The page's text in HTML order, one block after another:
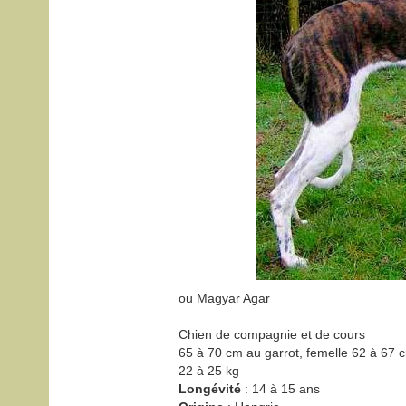
ou Magyar Agar
Chien de compagnie et de cours
65 à 70 cm au garrot, femelle 62 à 67
22 à 25 kg
Longévité : 14 à 15 ans